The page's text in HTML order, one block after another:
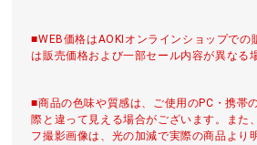
■WEB価格はAOKIオンラインショップでの
は販売価格および一部セール内容が異なる
■商品の色味や質感は、ご使用のPC・携帯
際と違って見える場合がございます。また
フ撮影画像は、光の加減で実際の商品より